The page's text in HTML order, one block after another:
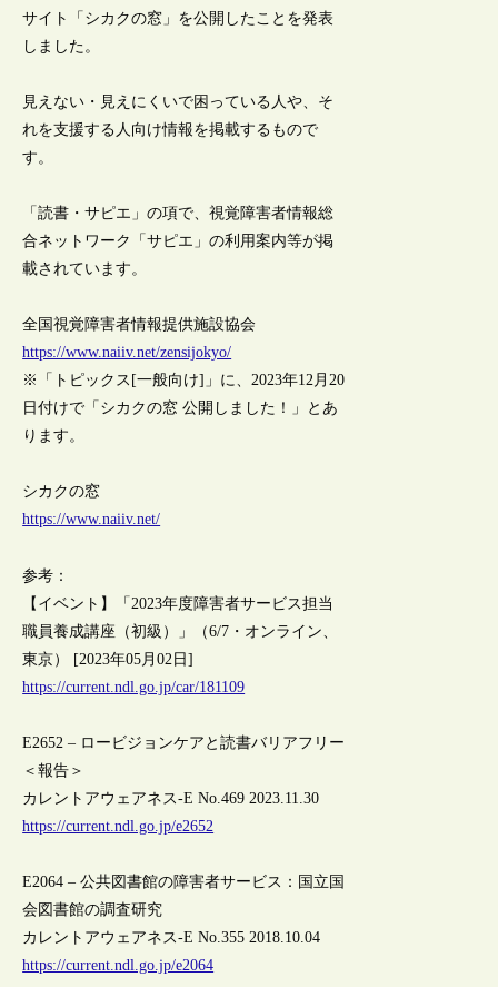
サイト「シカクの窓」を公開したことを発表
しました。
見えない・見えにくいで困っている人や、そ
れを支援する人向け情報を掲載するもので
す。
「読書・サピエ」の項で、視覚障害者情報総
合ネットワーク「サピエ」の利用案内等が掲
載されています。
全国視覚障害者情報提供施設協会
https://www.naiiv.net/zensijokyo/
※「トピックス[一般向け]」に、2023年12月20
日付けで「シカクの窓 公開しました！」とあ
ります。
シカクの窓
https://www.naiiv.net/
参考：
【イベント】「2023年度障害者サービス担当
職員養成講座（初級）」（6/7・オンライン、
東京） [2023年05月02日]
https://current.ndl.go.jp/car/181109
E2652 – ロービジョンケアと読書バリアフリー
＜報告＞
カレントアウェアネス-E No.469 2023.11.30
https://current.ndl.go.jp/e2652
E2064 – 公共図書館の障害者サービス：国立国
会図書館の調査研究
カレントアウェアネス-E No.355 2018.10.04
https://current.ndl.go.jp/e2064